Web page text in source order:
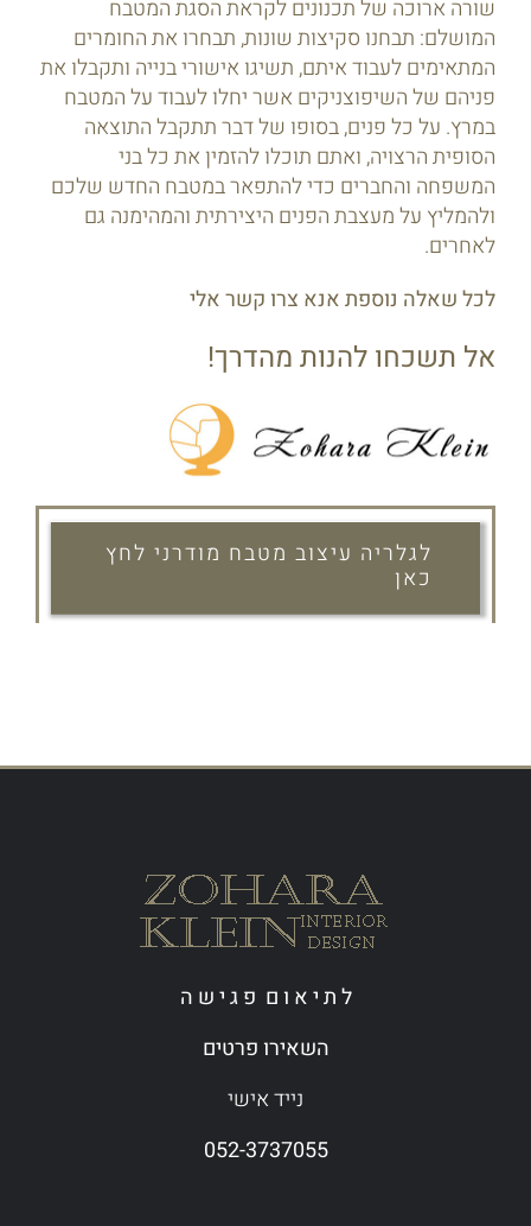
שורה ארוכה של תכנונים לקראת הסגת המטבח
המושלם: תבחנו סקיצות שונות, תבחרו את החומרים
המתאימים לעבוד איתם, תשיגו אישורי בנייה ותקבלו את
פניהם של השיפוצניקים אשר יחלו לעבוד על המטבח
במרץ. על כל פנים, בסופו של דבר תתקבל התוצאה
הסופית הרצויה, ואתם תוכלו להזמין את כל בני
המשפחה והחברים כדי להתפאר במטבח החדש שלכם
ולהמליץ על מעצבת הפנים היצירתית והמהימנה גם
לאחרים.
לכל שאלה נוספת אנא צרו קשר אלי
אל תשכחו להנות מהדרך!
לגלריה עיצוב מטבח מודרני לחץ
כאן
ל ת י א ו ם פ ג י ש ה
השאירו פרטים
נייד אישי
052-3737055